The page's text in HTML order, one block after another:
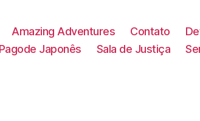
Amazing Adventures Contato
Japonês
Sala de Justiça